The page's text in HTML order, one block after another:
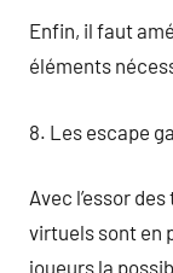
Enfin, il faut
éléments
8. Les escape
Avec l’essor
virtuels sont en
joueurs la